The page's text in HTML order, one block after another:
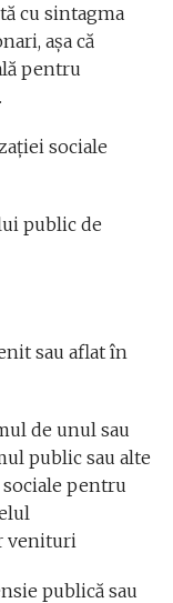
cu sintagma
așa că
pentru
sociale
public de
sau aflat în
de unul sau
public sau alte
pentru
venituri
publică sau